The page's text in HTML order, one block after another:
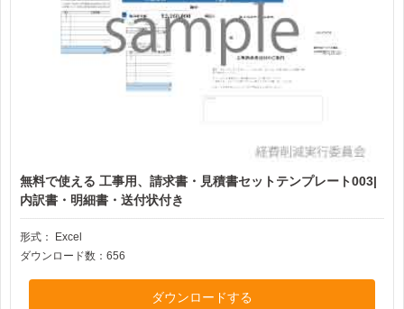
無料で使える 工事用、請求書・見積書セットテンプレート003|
内訳書・明細書・送付状付き
形式：
Excel
ダウンロード数：656
ダウンロードする